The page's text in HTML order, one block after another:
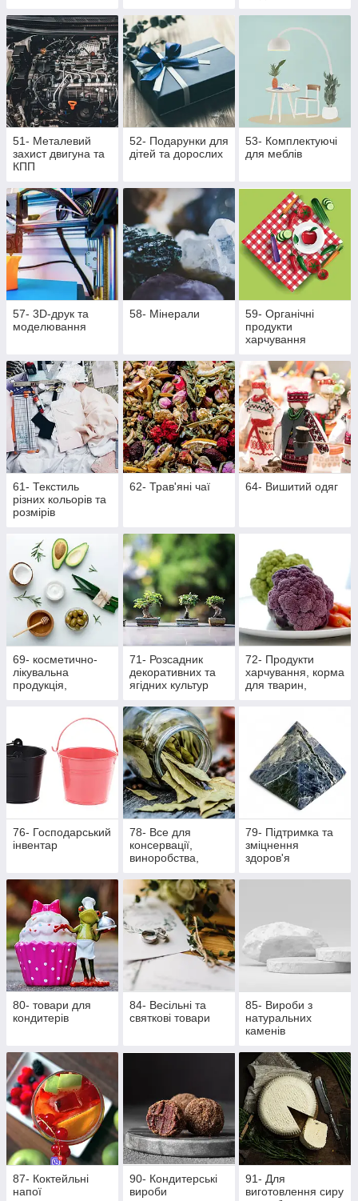
та литті під тиском
51- Металевий
захист двигуна та
КПП
52- Подарунки для
дітей та дорослих
53- Комплектуючі
для меблів
57- 3D-друк та
моделювання
58- Мінерали
59- Органічні
продукти
харчування
61- Текстиль
різних кольорів та
розмірів
62- Трав'яні чаї 64- Вишитий одяг
69- косметично-
лікувальна
продукція,
71- Розсадник
декоративних та
ягідних культур
72- Продукти
харчування, корма
для тварин,
76- Господарський
інвентар
78- Все для
консервації,
виноробства,
79- Підтримка та
зміцнення
здоров'я
80- товари для
кондитерів
84- Весільні та
святкові товари
85- Вироби з
натуральних
каменів
87- Коктейльні
напої
90- Кондитерські
вироби
91- Для
виготовлення сиру